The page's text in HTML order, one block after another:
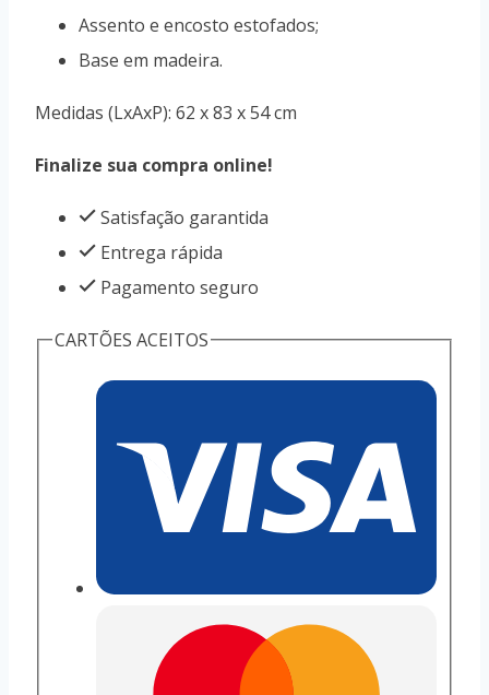
Assento e encosto estofados;
Base em madeira.
Medidas (LxAxP): 62 x 83 x 54 cm
Finalize sua compra online!
Satisfação garantida
Entrega rápida
Pagamento seguro
CARTÕES ACEITOS